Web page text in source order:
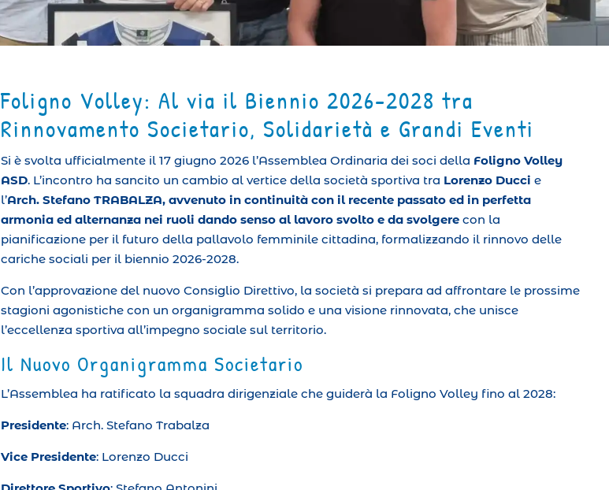
Foligno Volley: Al via il Biennio 2026-2028 tra
Rinnovamento Societario, Solidarietà e Grandi Eventi
Si è svolta ufficialmente il 17 giugno 2026 l’Assemblea Ordinaria dei soci della Foligno Volley
ASD. L’incontro ha sancito un cambio al vertice della società sportiva tra Lorenzo Ducci e
l’Arch. Stefano TRABALZA, avvenuto in continuità con il recente passato ed in perfetta
armonia ed alternanza nei ruoli dando senso al lavoro svolto e da svolgere con la
pianificazione per il futuro della pallavolo femminile cittadina, formalizzando il rinnovo delle
cariche sociali per il biennio 2026-2028.
Con l’approvazione del nuovo Consiglio Direttivo, la società si prepara ad affrontare le prossime
stagioni agonistiche con un organigramma solido e una visione rinnovata, che unisce
l’eccellenza sportiva all’impegno sociale sul territorio.
Il Nuovo Organigramma Societario
L’Assemblea ha ratificato la squadra dirigenziale che guiderà la Foligno Volley fino al 2028:
Presidente: Arch. Stefano Trabalza
Vice Presidente: Lorenzo Ducci